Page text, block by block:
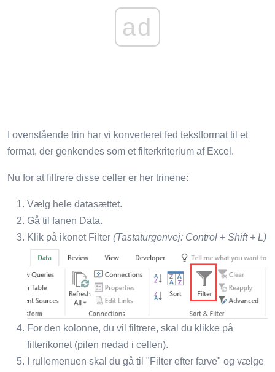
ad
I ovenstående trin har vi konverteret fed tekstformat til et
format, der genkendes som et filterkriterium af Excel.
Nu for at filtrere disse celler er her trinene:
Vælg hele datasættet.
Gå til fanen Data.
Klik på ikonet Filter (Tastaturgenvej: Control + Shift + L)
For den kolonne, du vil filtrere, skal du klikke på
filterikonet (pilen nedad i cellen).
I rullemenuen skal du gå til "Filter efter farve" og vælge